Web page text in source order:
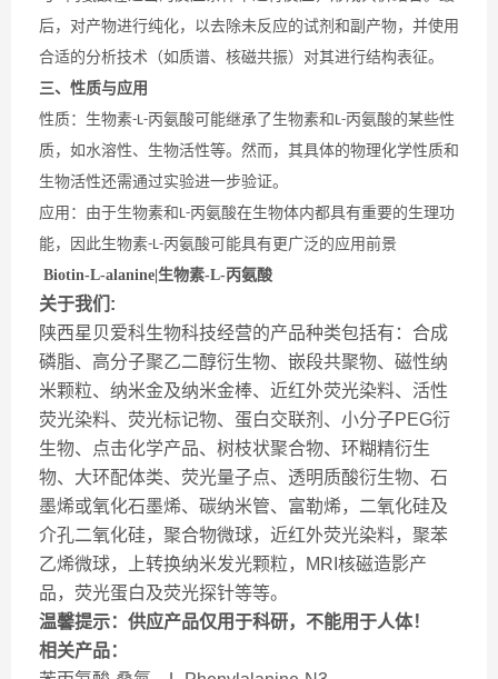
后，对产物进行纯化，以去除未反应的试剂和副产物，并使用
合适的分析技术（如质谱、核磁共振）对其进行结构表征。
三、性质与应用
性质：生物素-L-丙氨酸可能继承了生物素和 L-丙氨酸的某些性
质，如水溶性、生物活性等。然而，其具体的物理化学性质和
生物活性还需通过实验进一步验证。
应用：由于生物素和 L-丙氨酸在生物体内都具有重要的生理功
能，因此生物素-L-丙氨酸可能具有更广泛的应用前景
Biotin-L-alanine|生物素-L-丙氨酸
关于我们:
陕西星贝爱科生物科技经营的产品种类包括有：合成
磷脂、高分子聚乙二醇衍生物、嵌段共聚物、磁性纳
米颗粒、纳米金及纳米金棒、近红外荧光染料、活性
荧光染料、荧光标记物、蛋白交联剂、小分子PEG衍
生物、点击化学产品、树枝状聚合物、环糊精衍生
物、大环配体类、荧光量子点、透明质酸衍生物、石
墨烯或氧化石墨烯、碳纳米管、富勒烯，二氧化硅及
介孔二氧化硅，聚合物微球，近红外荧光染料，聚苯
乙烯微球，上转换纳米发光颗粒，MRI核磁造影产
品，荧光蛋白及荧光探针等等。
温馨提示：供应产品仅用于科研，不能用于人体！
相关产品：